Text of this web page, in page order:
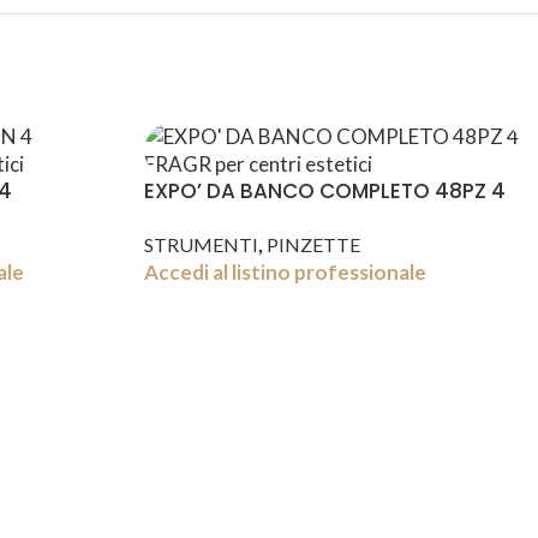
EXPO’ DA BANCO COMPLETO 48PZ 4
STRUMENTI, PINZETTE
Accedi al listino professionale